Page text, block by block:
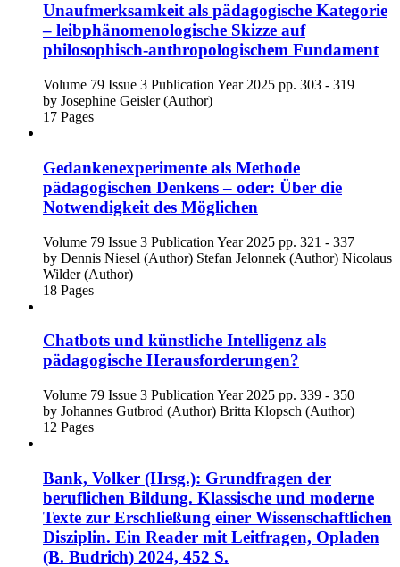
Unaufmerksamkeit als pädagogische Kategorie
– leibphänomenologische Skizze auf
philosophisch-anthropologischem Fundament
Volume 79 Issue 3 Publication Year 2025 pp. 303 - 319
by Josephine Geisler (Author)
17 Pages
Gedankenexperimente als Methode
pädagogischen Denkens – oder: Über die
Notwendigkeit des Möglichen
Volume 79 Issue 3 Publication Year 2025 pp. 321 - 337
by Dennis Niesel (Author) Stefan Jelonnek (Author) Nicolaus
Wilder (Author)
18 Pages
Chatbots und künstliche Intelligenz als
pädagogische Herausforderungen?
Volume 79 Issue 3 Publication Year 2025 pp. 339 - 350
by Johannes Gutbrod (Author) Britta Klopsch (Author)
12 Pages
Bank, Volker (Hrsg.): Grundfragen der
beruflichen Bildung. Klassische und moderne
Texte zur Erschließung einer Wissenschaftlichen
Disziplin. Ein Reader mit Leitfragen, Opladen
(B. Budrich) 2024, 452 S.